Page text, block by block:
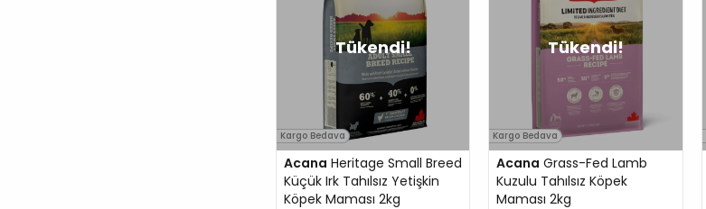
Kargo Bedava
Acana Heritage Small Breed
Küçük Irk Tahılsız Yetişkin
Köpek Maması 2kg
Kargo Bedava
Acana Grass-Fed Lamb
Kuzulu Tahılsız Köpek
Maması 2kg